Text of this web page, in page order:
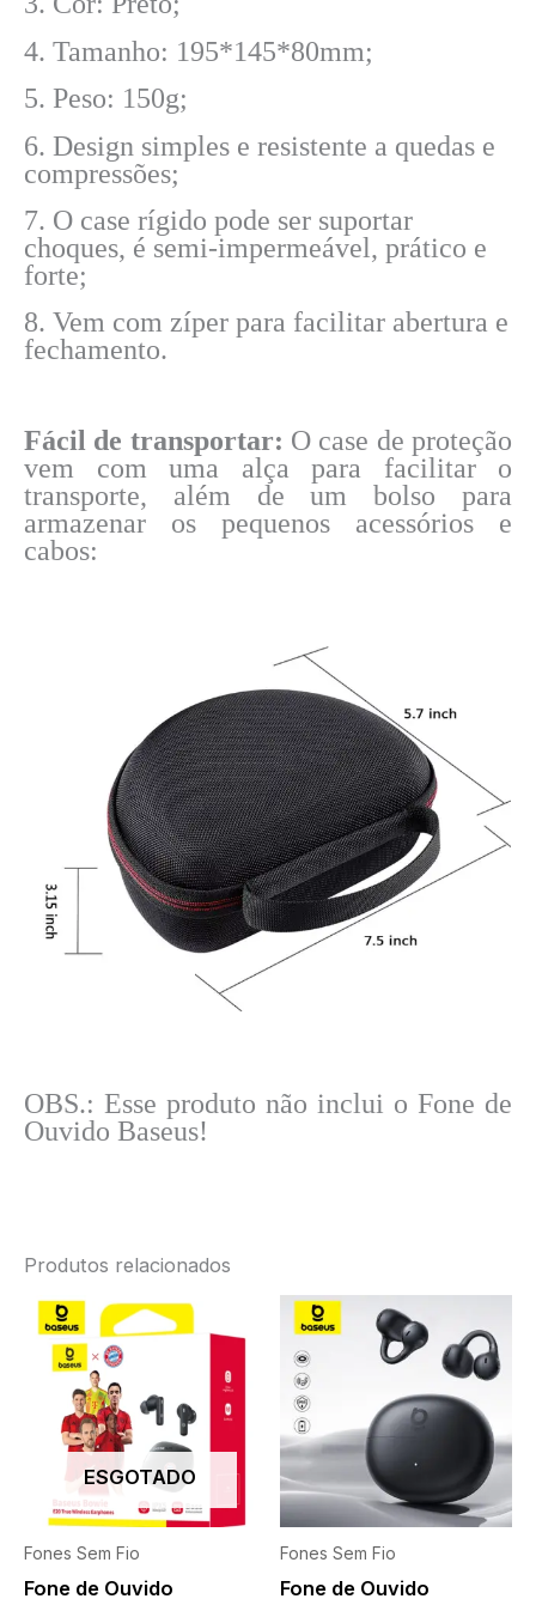
4. Tamanho: 195*145*80mm;
5. Peso: 150g;
6. Design simples e resistente a quedas e
compressões;
7. O case rígido pode ser suportar
choques, é semi-impermeável, prático e
forte;
8. Vem com zíper para facilitar abertura e
fechamento.
Fácil de transportar: O case de proteção
vem com uma alça para facilitar o
transporte, além de um bolso para
armazenar os pequenos acessórios e
cabos:
OBS.: Esse produto não inclui o Fone de
Ouvido Baseus!
Produtos relacionados
ESGOTADO
Fones Sem Fio
Fone de Ouvido
Fones Sem Fio
Fone de Ouvido